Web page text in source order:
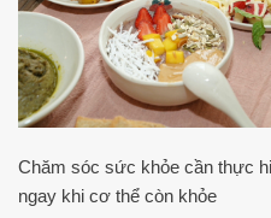
Chăm sóc sức khỏe cần thực
ngay khi cơ thể còn khỏe